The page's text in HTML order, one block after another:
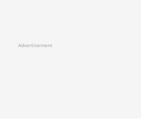
Advertisement